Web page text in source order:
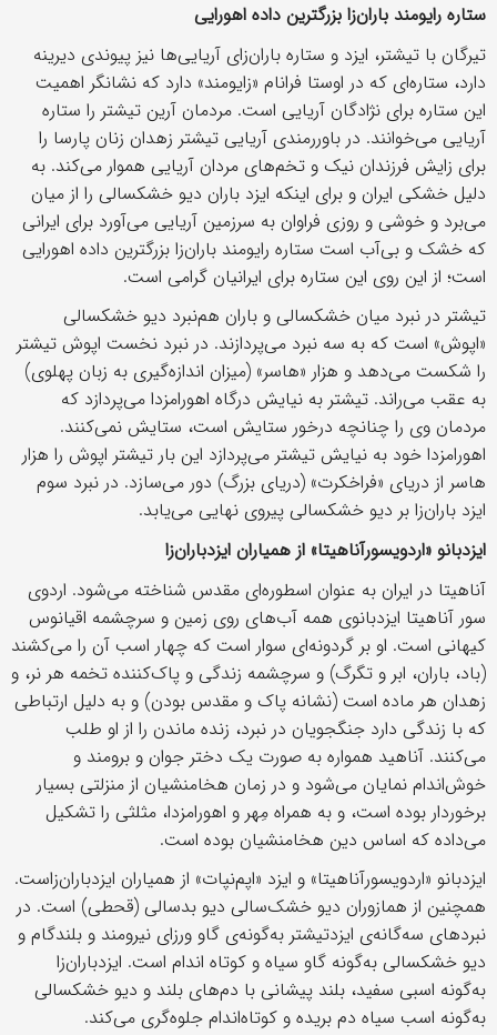
ستاره‏ رایومند باران‌‏زا بزرگ‏ترین داده‏ اهورایی
تیرگان با تیشتر، ایزد و ستاره باران‌زای آریایی‌ها نیز پیوندی دیرینه
دارد، ستاره‌ای که در اوستا فرانام «زایومند» دارد که نشانگر اهمیت
این ستاره برای نژادگان آریایی است. مردمان آرین تیشتر را ستاره
آریایی می‌خوانند. در باوررمندی آریایی تیشتر زهدان زنان پارسا را
برای زایش فرزندان نیک و تخم‌های مردان آریایی هموار می‌کند. به
دلیل خشکی ایران و برای اینکه ایزد باران دیو خشکسالی را از میان
می‌‏برد و خوشی و روزی فراوان به سرزمین آریایی می‏‌آورد برای ایرانی
که خشک و بی‌‏آب است ستاره‏ رایومند باران‌‏زا بزرگ‏ترین داده‏ اهورایی
است؛ از این روی این ستاره برای ایرانیان گرامی است.
تیشتر در نبرد میان خشکسالی و باران هم‌نبرد دیو خشکسالی
«اپوش» است که به سه نبرد می‌پردازند. در نبرد نخست اپوش تیشتر
را شکست می‌دهد و هزار «هاسر» (میزان اندازه‌گیری به زبان پهلوی)
به عقب می‌راند. تیشتر به نیایش درگاه اهورامزدا می‌پردازد که
مردمان وی را چنانچه درخور ستایش است، ستایش نمی‌کنند.
اهورامزدا خود به نیایش تیشتر می‌پردازد این بار تیشتر اپوش را هزار
هاسر از دریای «فراخکرت» (دریای بزرگ) دور می‌سازد. در نبرد سوم
ایزد باران‌زا بر دیو خشکسالی پیروی نهایی می‌یابد.
ایزدبانو «اردویسورآناهیتا» از همیاران ایزدباران‌زا
آناهیتا در ایران به عنوان اسطوره‌ای مقدس شناخته می‌شود. اردوی
سور آناهیتا ایزدبانوی همه آب‌های روی زمین و سرچشمه اقیانوس
کیهانی است. او بر گردونه‌ای سوار است که چهار اسب آن را می‌کشند
(باد، باران، ابر و تگرگ) و سرچشمه زندگی و پاک‌کننده تخمه هر نر، و
زهدان هر ماده است (نشانه پاک و مقدس بودن) و به دلیل ارتباطی
که با زندگی دارد جنگجویان در نبرد، زنده ماندن را از او طلب
می‌کنند. آناهید همواره به صورت یک دختر جوان و برومند و
خوش‌اندام نمایان می‌شود و در زمان هخامنشیان از منزلتی بسیار
برخوردار بوده است، و به همراه مِهر و اهورامزدا، مثلثی را تشکیل
می‌داده که اساس دین هخامنشیان بوده است.
ایزدبانو «اردویسورآناهیتا» و ایزد «اپم‌نپات» از همیاران ایزدباران‌زاست.
همچنین از همازوران دیو خشک‌سالی دیو بدسالی (قحطی) است. در
نبردهای سه‌گانه‌ی ایزدتیشتر به‌گونه‌ی گاو ورزای نیرومند و بلندگام و
دیو خشکسالی به‌گونه گاو سیاه و کوتاه اندام است. ایزدباران‌زا
به‌گونه اسبی سفید، بلند پیشانی با دم‌های بلند و دیو خشکسالی
به‌گونه اسب سیاه دم بریده و کوتاه‌اندام جلوه‌گری می‌کند.